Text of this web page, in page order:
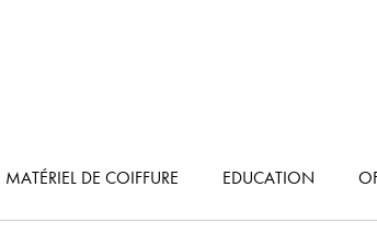
MATÉRIEL DE COIFFURE EDUCATION